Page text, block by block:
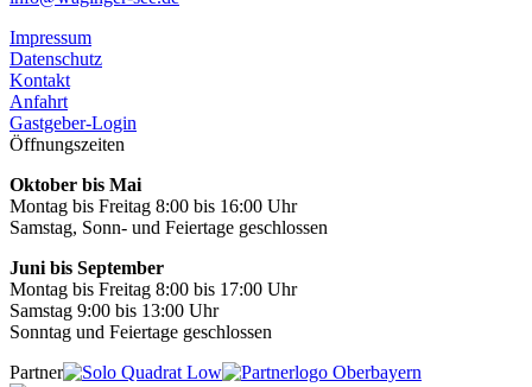
Impressum
Datenschutz
Kontakt
Anfahrt
Gastgeber-Login
Öffnungszeiten
Oktober bis Mai
Montag bis Freitag 8:00 bis 16:00 Uhr
Samstag, Sonn- und Feiertage geschlossen
Juni bis September
Montag bis Freitag 8:00 bis 17:00 Uhr
Samstag 9:00 bis 13:00 Uhr
Sonntag und Feiertage geschlossen
Partner